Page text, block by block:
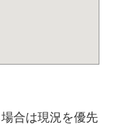
合は現況を優先